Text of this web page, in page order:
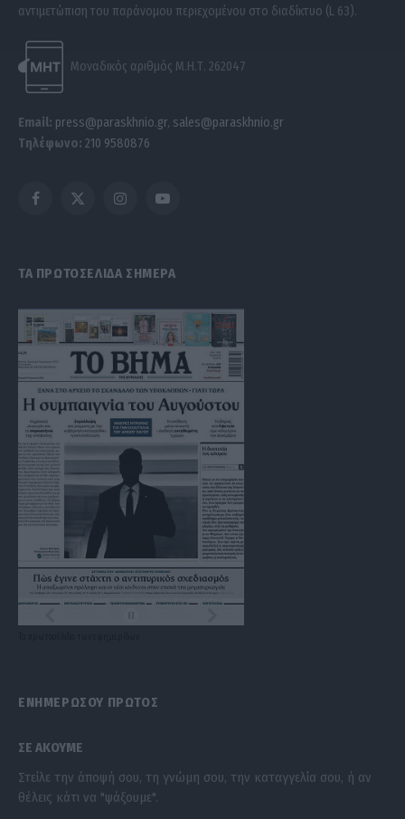
αντιμετώπιση του παράνομου περιεχομένου στο διαδίκτυο (L 63).
Μοναδικός αριθμός Μ.Η.Τ. 262047
Email: press@paraskhnio.gr, sales@paraskhnio.gr
Τηλέφωνο: 210 9580876
Facebook
X
InstagramYouTube
ΤΑ ΠΡΩΤΟΣΕΛΙΔΑ ΣΗΜΕΡΑ
ΕΝΗΜΕΡΩΣΟΥ ΠΡΩΤΟΣ
ΣΕ ΑΚΟΥΜΕ
Στείλε την άποψή σου, τη γνώμη σου, την καταγγελία σου, ή αν
θέλεις κάτι να "ψάξουμε".